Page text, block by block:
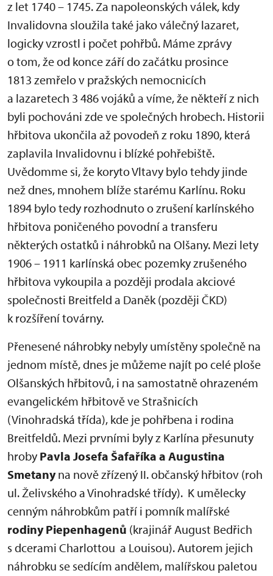
z let 1740 – 1745. Za napoleonských válek, kdy
Invalidovna sloužila také jako válečný lazaret,
logicky vzrostl i počet pohřbů. Máme zprávy
o tom, že od konce září do začátku prosince
1813 zemřelo v pražských nemocnicích
a lazaretech 3 486 vojáků a víme, že někteří z nich
byli pochováni zde ve společných hrobech. Historii
hřbitova ukončila až povodeň z roku 1890, která
zaplavila Invalidovnu i blízké pohřebiště.
Uvědomme si, že koryto Vltavy bylo tehdy jinde
než dnes, mnohem blíže starému Karlínu. Roku
1894 bylo tedy rozhodnuto o zrušení karlínského
hřbitova poničeného povodní a transferu
některých ostatků i náhrobků na Olšany. Mezi lety
1906 – 1911 karlínská obec pozemky zrušeného
hřbitova vykoupila a později prodala akciové
společnosti Breitfeld a Daněk (později ČKD)
k rozšíření továrny.
Přenesené náhrobky nebyly umístěny společně na
jednom místě, dnes je můžeme najít po celé ploše
Olšanských hřbitovů, i na samostatně ohrazeném
evangelickém hřbitově ve Strašnicích
(Vinohradská třída), kde je pohřbena i rodina
Breitfeldů. Mezi prvními byly z Karlína přesunuty
hroby Pavla Josefa Šafaříka a Augustina
Smetanyna nově zřízený II. občanský hřbitov (roh
ul. Želivského a Vinohradské třídy). K umělecky
cenným náhrobkům patří i pomník malířské
rodiny Piepenhagenů (krajinář August Bedřich
s dcerami Charlottou a Louisou). Autorem jejich
náhrobku se sedícím andělem, malířskou paletou